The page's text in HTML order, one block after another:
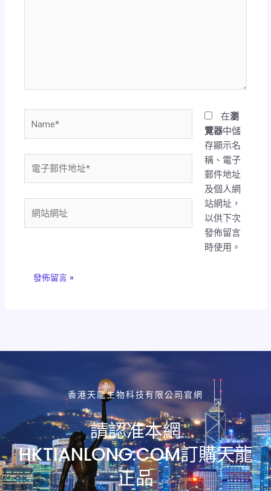
子
地
站
在瀏
覽器中儲
存顯示名
稱、電子
郵件地址
及個人網
站網址，
以供下次
發佈留言
時使用。
香港天龍生物科技有限公司官網
請認准本網
HKTIANLONG.COM訂購天龍
正品